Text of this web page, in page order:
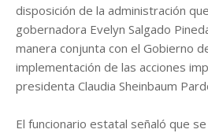
disposición de la administración
gobernadora Evelyn Salgado
manera conjunta con el Gobierno
implementación de las acciones
presidenta Claudia Sheinbaum
El funcionario estatal señaló que